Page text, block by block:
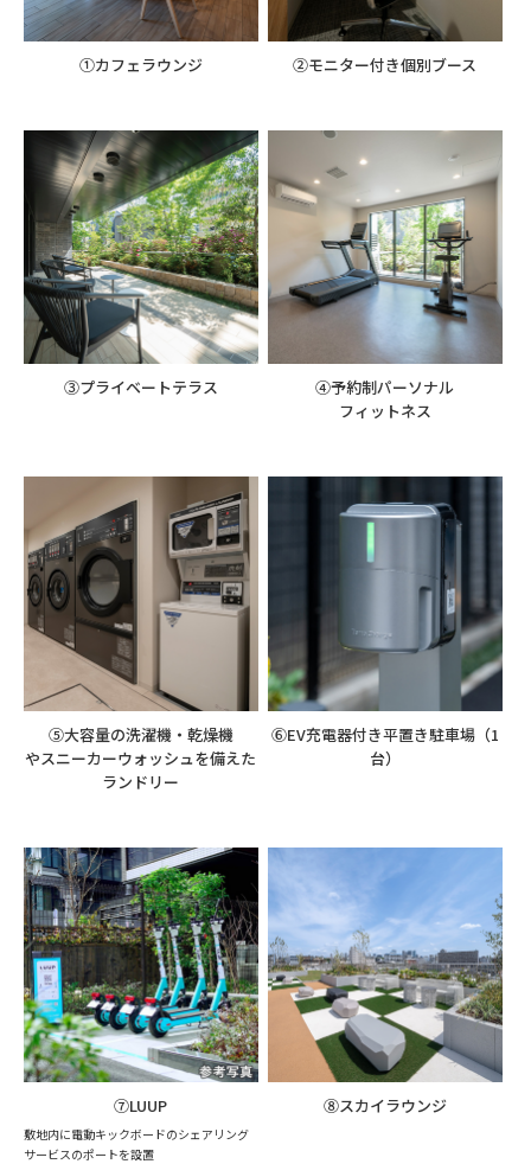
①カフェラウンジ ②モニター付き個別ブース
③プライベートテラス
④予約制パーソナル
フィットネス
⑤大容量の洗濯機・乾燥機
やスニーカーウォッシュを備えた
ランドリー
⑥EV充電器付き平置き駐車場（1
台）
⑦LUUP
敷地内に電動キックボードのシェアリング
サービスのポートを設置
⑧スカイラウンジ